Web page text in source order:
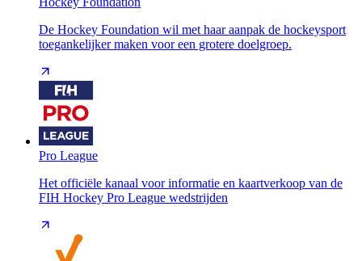
De Hockey Foundation wil met haar aanpak de hockeysport
toegankelijker maken voor een grotere doelgroep.
Pro League
Het officiële kanaal voor informatie en kaartverkoop van de
FIH Hockey Pro League wedstrijden